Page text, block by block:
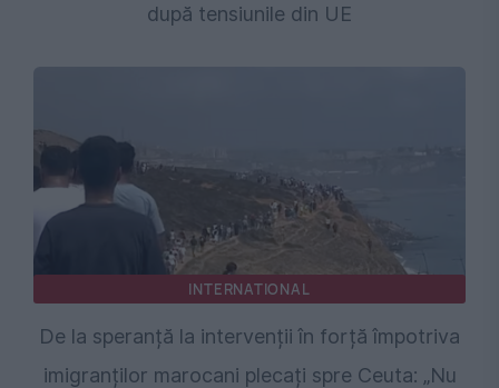
după tensiunile din UE
INTERNATIONAL
De la speranță la intervenții în forță împotriva
imigranților marocani plecați spre Ceuta: „Nu